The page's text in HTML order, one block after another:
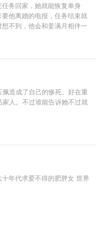
务回家，她就能恢复单身
他离婚的电报，任务结束就
不到，他会和姜满月相伴一
造成了自己的惨死。好在重
人。不过谁能告诉她不过就
年代求爱不得的肥胖女 世界